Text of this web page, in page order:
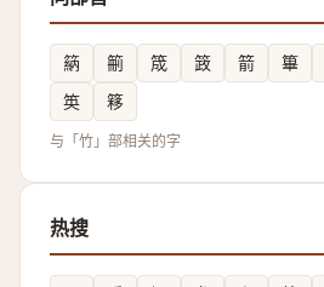
䈫 䈀 筬 䈣 箭 篳
䇦
簃
与「竹」部相关的字
热搜